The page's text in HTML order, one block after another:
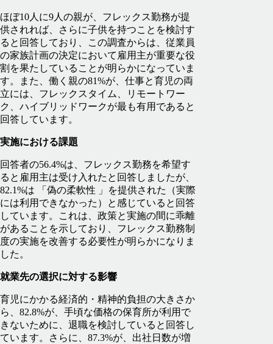
ほぼ10人に9人の親が、フレックス勤務が提
供されれば、さらに子供を持つことを検討す
ると回答しており、この調査からは、従業員
の家族計画の決定において雇用主が重要な役
割を果たしていることが明らかになっていま
す。また、働く親の81%が、仕事と育児の両
立には、フレックスタイム、リモートワー
ク、ハイブリッドワークが最も有用であると
回答しています。
実施における課題
回答者の56.4%は、フレックス勤務を希望す
ると雇用主は受け入れたと回答しましたが、
82.1%は 「偽の柔軟性 」を提供された（実際
には利用できなかった）と感じていると回答
しています。これは、政策と実施の間に乖離
があることを示しており、フレックス勤務制
度の実施を改善する必要性が明らかになりま
した。
就業先の選択に対する影響
育児にかかる経済的・精神的負担の大きさか
ら、82.8%が、手頃な価格の保育所が利用で
きないために、退職を検討していると回答し
ています。さらに、87.3%が、出社日数が増